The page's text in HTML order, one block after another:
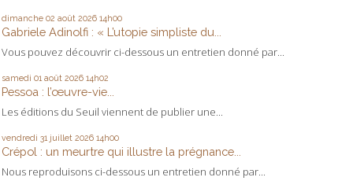
dimanche 02 août 2026 14h00
Gabriele Adinolfi : « L’utopie simpliste du...
Vous pouvez découvrir ci-dessous un entretien donné par...
samedi 01 août 2026 14h02
Pessoa : l’œuvre-vie...
Les éditions du Seuil viennent de publier une...
vendredi 31 juillet 2026 14h00
Crépol : un meurtre qui illustre la prégnance...
Nous reproduisons ci-dessous un entretien donné par...